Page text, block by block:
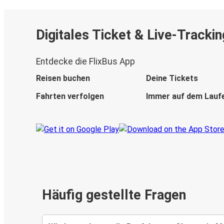
Digitales Ticket & Live-
Entdecke die FlixBus App
Reisen buchen
Deine Tickets
Fahrten verfolgen
Immer auf dem
Häufig gestellte Fragen